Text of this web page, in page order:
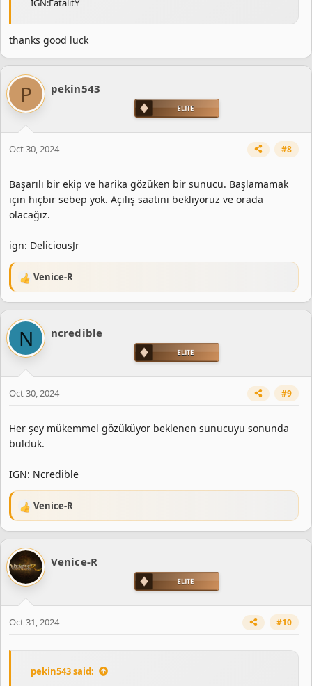
IGN:FatalitY
thanks good luck
P pekin543
Oct 30, 2024 #8
Başarılı bir ekip ve harika gözüken bir sunucu. Başlamamak
için hiçbir sebep yok. Açılış saatini bekliyoruz ve orada
olacağız.
ign: DeliciousJr
R
e
c
t
i
o
:
Venice-R
N ncredible
Oct 30, 2024 #9
Her şey mükemmel gözüküyor beklenen sunucuyu sonunda
bulduk.
IGN: Ncredible
R
e
c
t
i
o
:
Venice-R
Venice-R
Oct 31, 2024 #10
pekin543 said: